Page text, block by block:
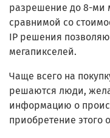
разрешение до 8-ми
сравнимой со
IP решения
мегапикселей.
Чаще всего на
решаются люди,
информацию о
приобретение этого